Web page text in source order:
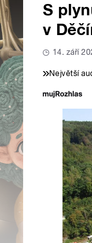
S
v
14. září
Největší